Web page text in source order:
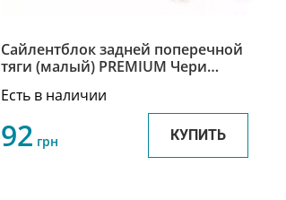
Сайлентблок задней поперечной
тяги (малый) PREMIUM Чери
Есть в наличии
92 грн КУПИТЬ